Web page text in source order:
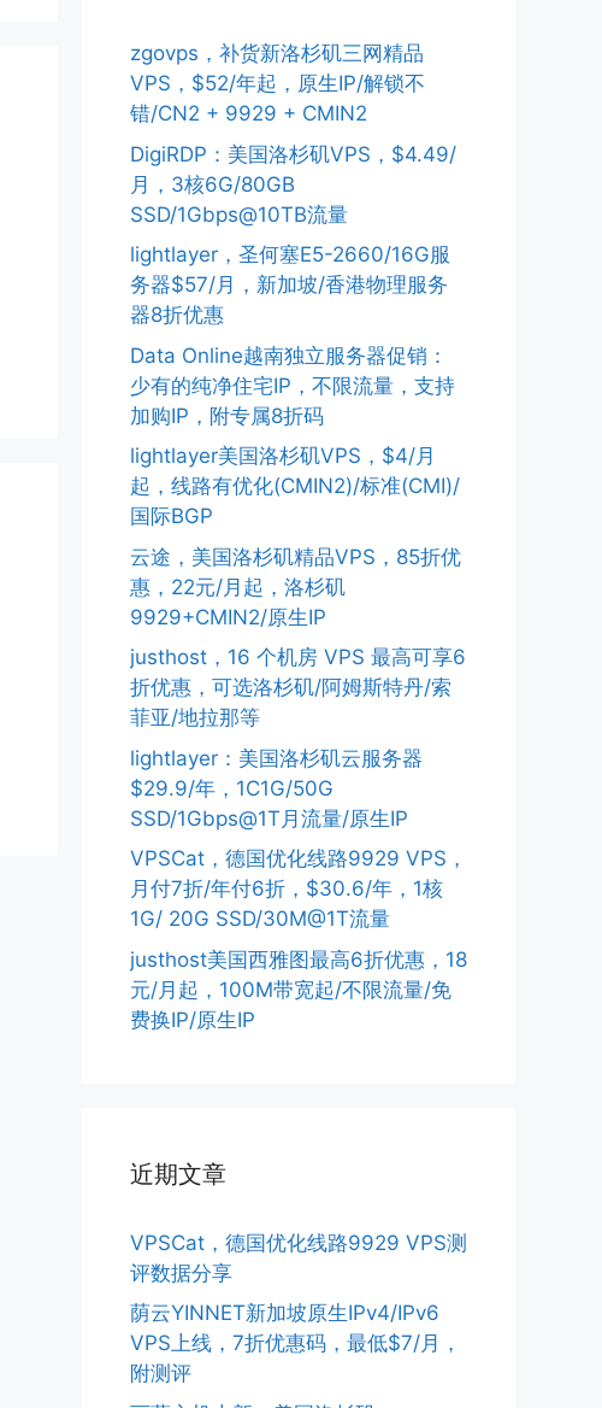
zgovps，补货新洛杉矶三网精品
VPS，$52/年起，原生IP/解锁不
错/CN2 + 9929 + CMIN2
DigiRDP：美国洛杉矶VPS，$4.49/
月，3核6G/80GB
SSD/1Gbps@10TB流量
lightlayer，圣何塞E5-2660/16G服
务器$57/月，新加坡/香港物理服务
器8折优惠
Data Online越南独立服务器促销：
少有的纯净住宅IP，不限流量，支持
加购IP，附专属8折码
lightlayer美国洛杉矶VPS，$4/月
起，线路有优化(CMIN2)/标准(CMI)/
国际BGP
云途，美国洛杉矶精品VPS，85折优
惠，22元/月起，洛杉矶
9929+CMIN2/原生IP
justhost，16 个机房 VPS 最高可享6
折优惠，可选洛杉矶/阿姆斯特丹/索
菲亚/地拉那等
lightlayer：美国洛杉矶云服务器
$29.9/年，1C1G/50G
SSD/1Gbps@1T月流量/原生IP
VPSCat，德国优化线路9929 VPS，
月付7折/年付6折，$30.6/年，1核
1G/ 20G SSD/30M@1T流量
justhost美国西雅图最高6折优惠，18
元/月起，100M带宽起/不限流量/免
费换IP/原生IP
近期文章
VPSCat，德国优化线路9929 VPS测
评数据分享
荫云YINNET新加坡原生IPv4/IPv6
VPS上线，7折优惠码，最低$7/月，
附测评